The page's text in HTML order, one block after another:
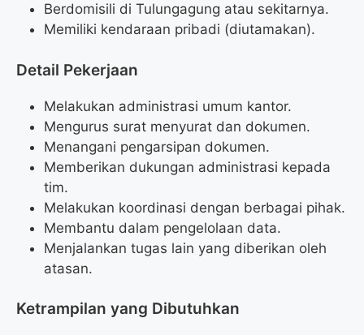
Berdomisili di Tulungagung atau sekitarnya.
Memiliki kendaraan pribadi (diutamakan).
Detail Pekerjaan
Melakukan administrasi umum kantor.
Mengurus surat menyurat dan dokumen.
Menangani pengarsipan dokumen.
Memberikan dukungan administrasi kepada
tim.
Melakukan koordinasi dengan berbagai pihak.
Membantu dalam pengelolaan data.
Menjalankan tugas lain yang diberikan oleh
atasan.
Ketrampilan yang Dibutuhkan